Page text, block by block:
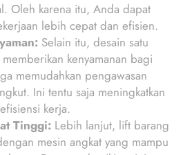
Oleh karena itu, Anda dapat
lebih cepat dan efisien.
Selain itu, desain satu
kenyamanan bagi
memudahkan pengawasan
Ini tentu saja meningkatkan
kerja.
Tinggi: Lebih lanjut, lift barang
mesin angkat yang mampu